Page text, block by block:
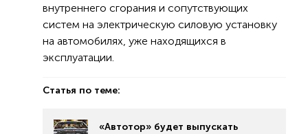
внутреннего сгорания и сопутствующих
систем на электрическую силовую установку
на автомобилях, уже находящихся в
эксплуатации.
Статья по теме:
«Автотор» будет выпускать